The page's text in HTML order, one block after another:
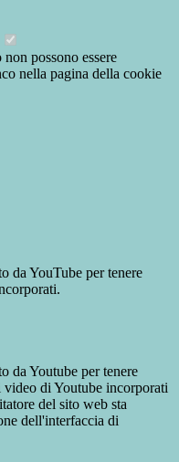
possono essere
nella pagina della cookie
da YouTube per tenere
da Youtube per tenere
video di Youtube incorporati
del sito web sta
dell'interfaccia di